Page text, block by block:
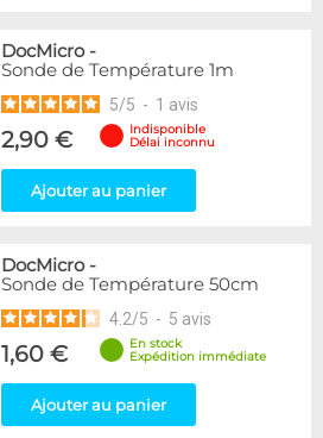
DocMicro-
Sonde de Température 1m
5/5 - 1 avis
2,90 €
Indisponible
Délai inconnu
Ajouter au panier
DocMicro-
Sonde de Température 50cm
4.2/5 - 5 avis
1,60 €
En stock
Expédition immédiate
Ajouter au panier